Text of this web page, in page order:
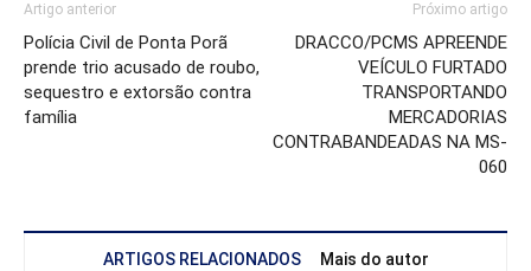
Artigo anterior
Polícia Civil de Ponta Porã
prende trio acusado de roubo,
sequestro e extorsão contra
família
Próximo artigo
DRACCO/PCMS APREENDE
VEÍCULO FURTADO
TRANSPORTANDO
MERCADORIAS
CONTRABANDEADAS NA MS-
060
ARTIGOS RELACIONADOS Mais do autor